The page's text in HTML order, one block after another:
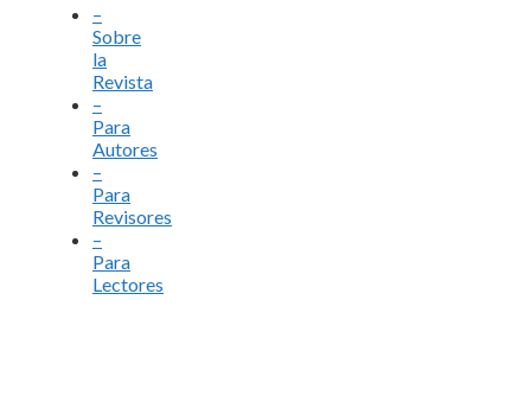
–
Sobre
la
Revista
–
Para
Autores
–
Para
Revisores
–
Para
Lectores